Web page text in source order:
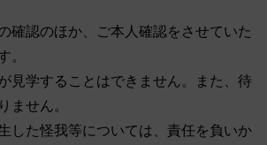
確認のほか、ご本人確認をさせていた
。
見学することはできません。また、待
ません。
した怪我等については、責任を負いか